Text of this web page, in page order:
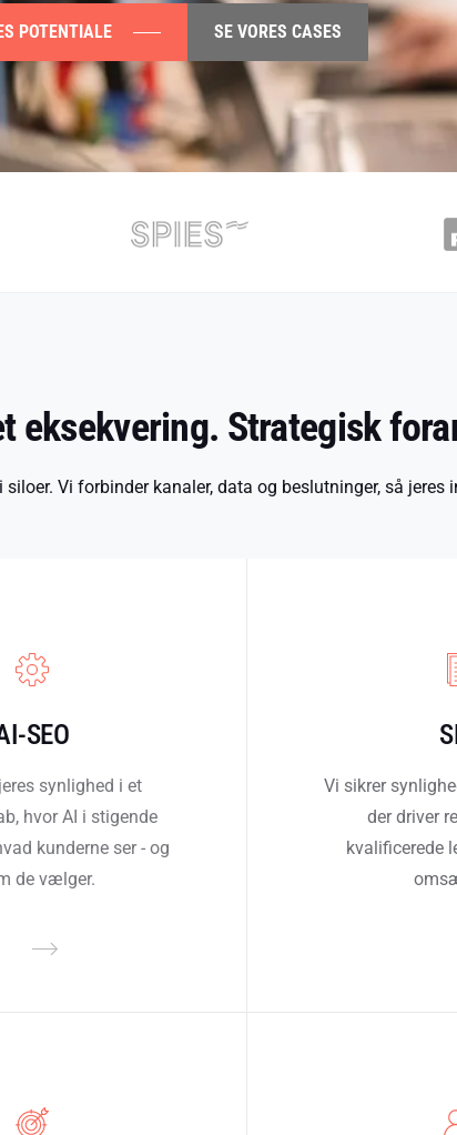
POTENTIALE SE VORES CASES
eksekvering. Strategisk
siloer. Vi forbinder kanaler, data og beslutninger, så
SEO
synlighed i et
hvor AI i stigende
kunderne ser - og
de vælger.
Vi sikrer
der driver
kvalificerede